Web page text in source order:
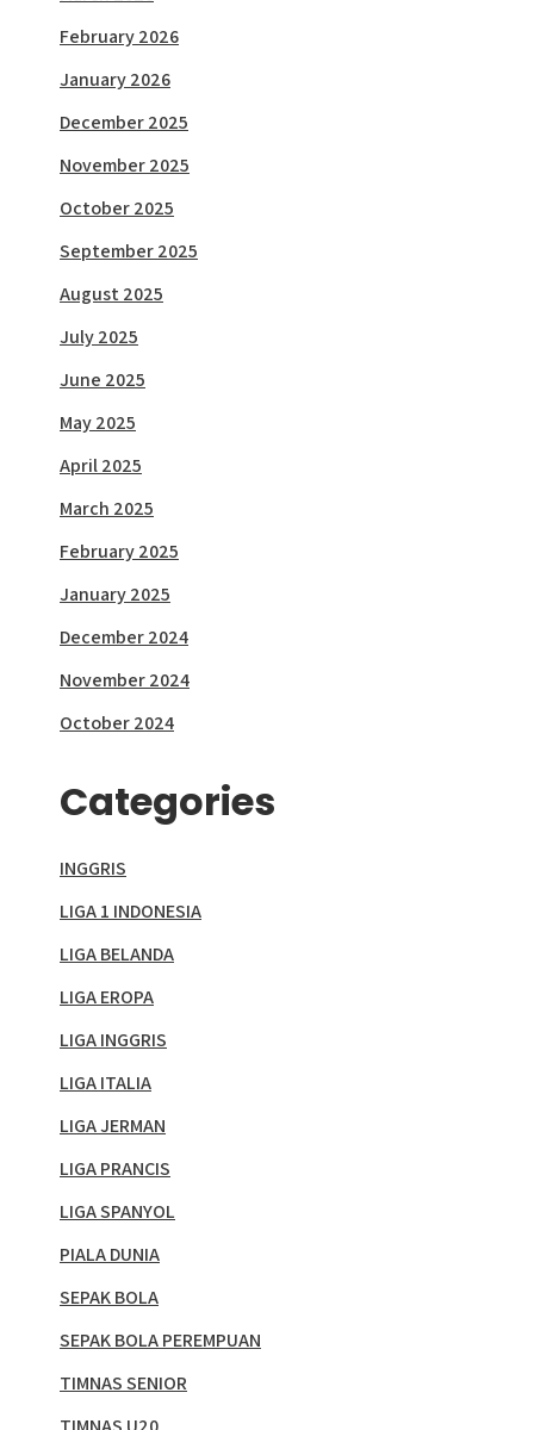
February 2026
January 2026
December 2025
November 2025
October 2025
September 2025
August 2025
July 2025
June 2025
May 2025
April 2025
March 2025
February 2025
January 2025
December 2024
November 2024
October 2024
Categories
INGGRIS
LIGA 1 INDONESIA
LIGA BELANDA
LIGA EROPA
LIGA INGGRIS
LIGA ITALIA
LIGA JERMAN
LIGA PRANCIS
LIGA SPANYOL
PIALA DUNIA
SEPAK BOLA
SEPAK BOLA PEREMPUAN
TIMNAS SENIOR